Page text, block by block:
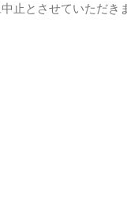
止とさせていただ